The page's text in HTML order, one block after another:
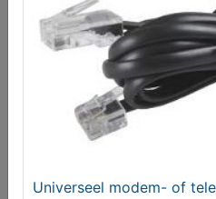
Meer koopwaarin
en GSM
Universeel modem- of